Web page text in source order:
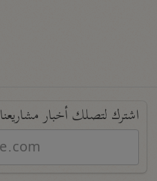
اشترك لتصلك أخبار مشاريعنا